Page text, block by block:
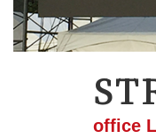
office